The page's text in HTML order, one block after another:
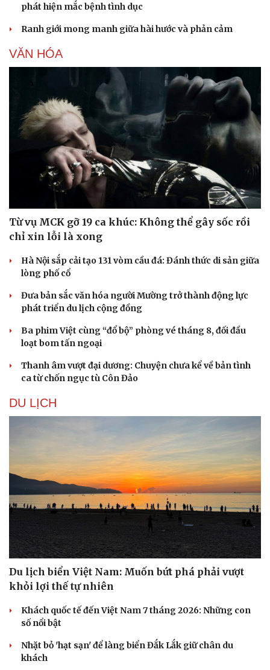
Văn hóa
Văn học
Âm nhạc
Di sản
Nghệ sĩ
Thời trang
phát hiện mắc bệnh tình dục
Ranh giới mong manh giữa hài hước và phản cảm
VĂN HÓA
Từ vụ MCK gỡ 19 ca khúc: Không thể gây sốc rồi
chỉ xin lỗi là xong
Hà Nội sắp cải tạo 131 vòm cầu đá: Đánh thức di sản giữa
lòng phố cổ
Đưa bản sắc văn hóa người Mường trở thành động lực
phát triển du lịch cộng đồng
Ba phim Việt cùng “đổ bộ” phòng vé tháng 8, đối đầu
loạt bom tấn ngoại
Thanh âm vượt đại dương: Chuyện chưa kể về bản tình
ca từ chốn ngục tù Côn Đảo
DU LỊCH
Du lịch biển Việt Nam: Muốn bứt phá phải vượt
khỏi lợi thế tự nhiên
Khách quốc tế đến Việt Nam 7 tháng 2026: Những con
số nổi bật
Nhặt bỏ 'hạt sạn' để làng biển Đắk Lắk giữ chân du
khách